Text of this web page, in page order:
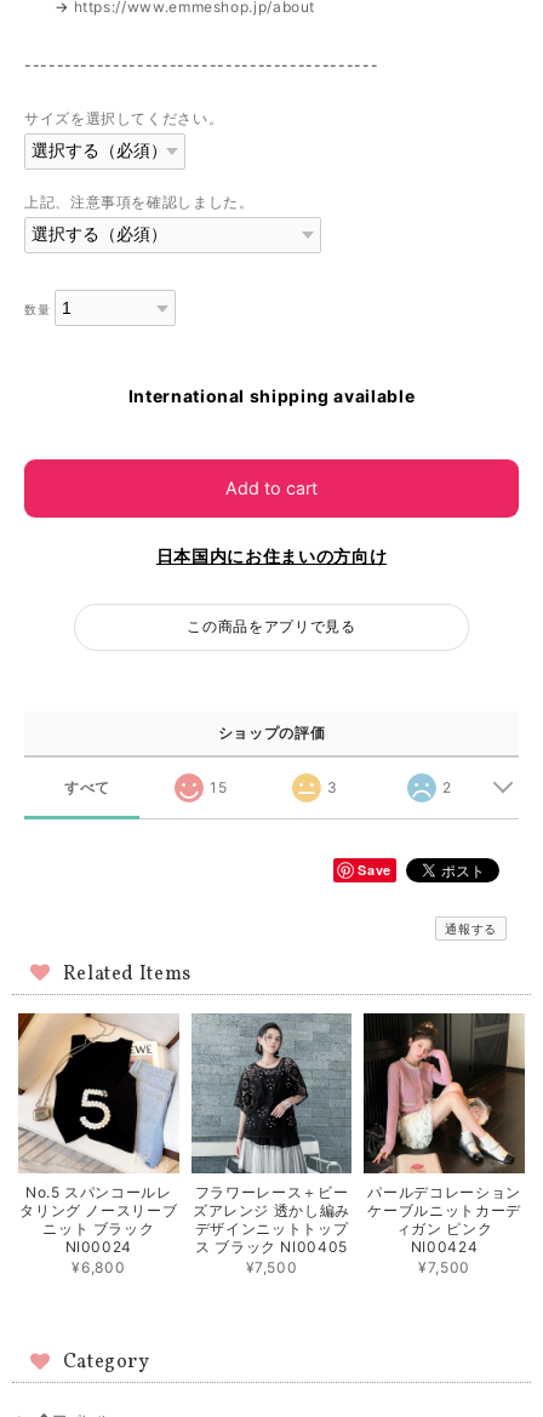
→ https://www.emmeshop.jp/about
--------------------------------------------
サイズを選択してください。
上記、注意事項を確認しました。
数量
International shipping available
Add to cart
日本国内にお住まいの方向け
この商品をアプリで見る
ショップの評価
すべて 15 3 2
Save
通報する
Related Items
No.5 スパンコールレ
タリング ノースリーブ
ニット ブラック
NI00024
¥6,800
フラワーレース＋ビー
ズアレンジ 透かし編み
デザインニットトップ
ス ブラック NI00405
¥7,500
パールデコレーション
ケーブルニットカーデ
ィガン ピンク
NI00424
¥7,500
Category